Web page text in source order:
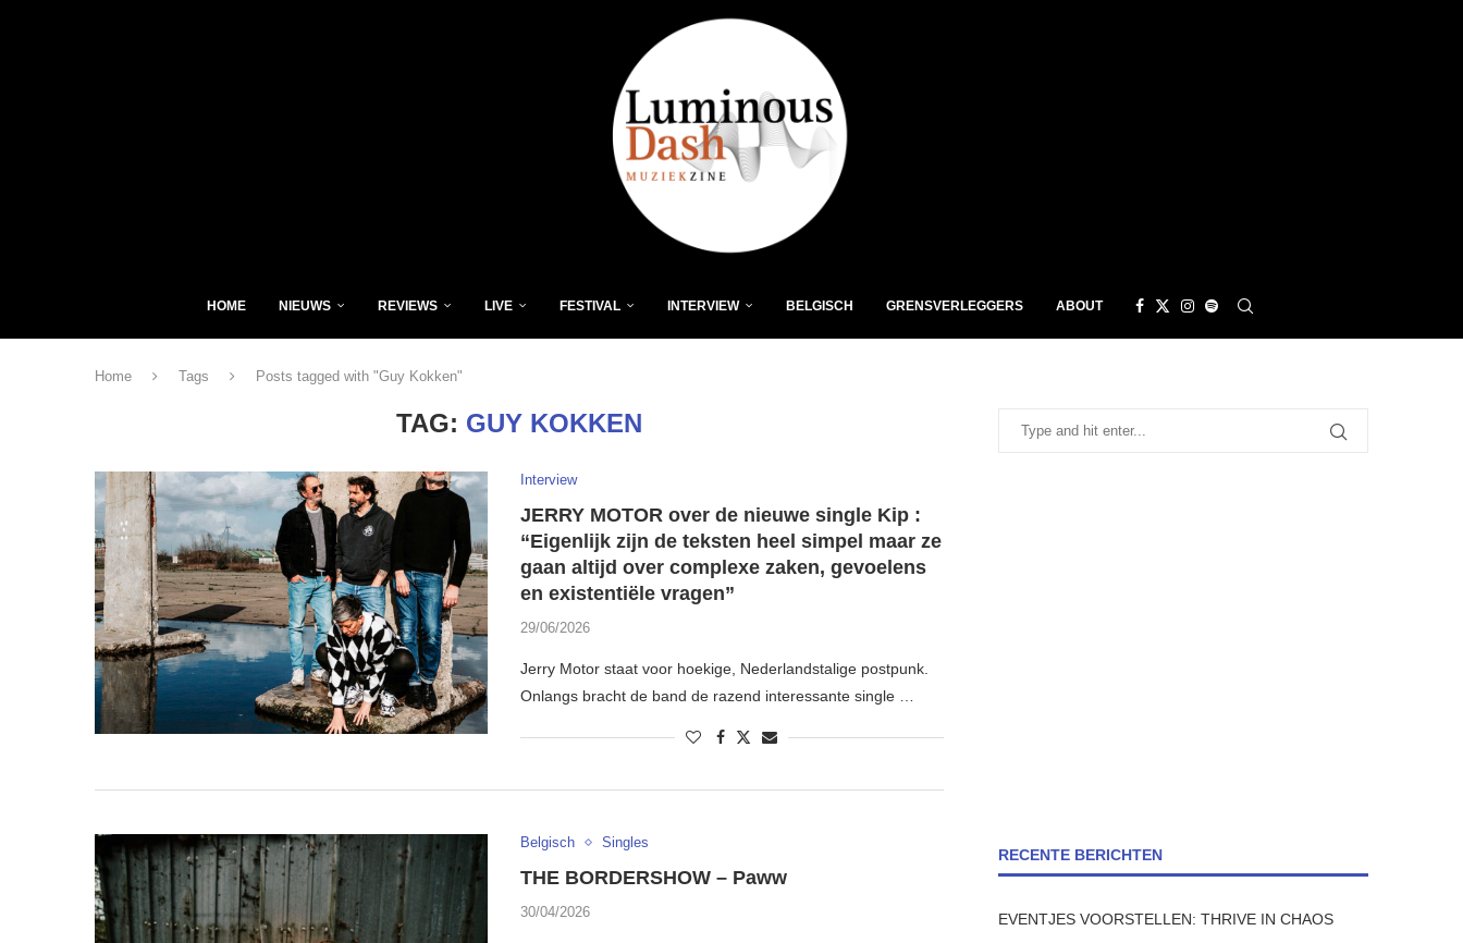
HOME NIEUWS REVIEWS LIVE FESTIVAL INTERVIEW BELGISCH GRENSVERLEGGERS ABOUT
Home Tags Posts tagged with "Guy Kokken"
TAG: GUY KOKKEN
Interview
JERRY MOTOR over de nieuwe single Kip :
“Eigenlijk zijn de teksten heel simpel maar ze
gaan altijd over complexe zaken, gevoelens
en existentiële vragen”
29/06/2026
Jerry Motor staat voor hoekige, Nederlandstalige postpunk.
Onlangs bracht de band de razend interessante single …
Belgisch Singles
THE BORDERSHOW – Paww
30/04/2026
RECENTE BERICHTEN
EVENTJES VOORSTELLEN: THRIVE IN CHAOS